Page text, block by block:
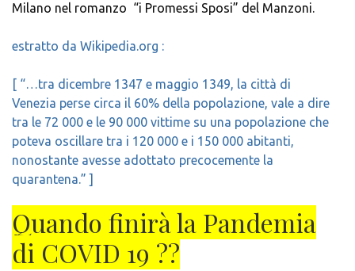
Milano nel romanzo “i Promessi Sposi” del Manzoni.
estratto da Wikipedia.org :
[ “…tra dicembre 1347 e maggio 1349, la città di
Venezia perse circa il 60% della popolazione, vale a dire
tra le 72 000 e le 90 000 vittime su una popolazione che
poteva oscillare tra i 120 000 e i 150 000 abitanti,
nonostante avesse adottato precocemente la
quarantena.” ]
Quando finirà la Pandemia
di COVID 19 ??